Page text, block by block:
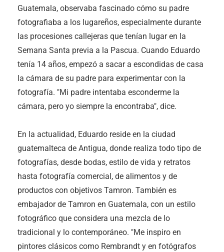
Guatemala, observaba fascinado cómo su padre
fotografiaba a los lugareños, especialmente durante
las procesiones callejeras que tenían lugar en la
Semana Santa previa a la Pascua. Cuando Eduardo
tenía 14 años, empezó a sacar a escondidas de casa
la cámara de su padre para experimentar con la
fotografía. "Mi padre intentaba esconderme la
cámara, pero yo siempre la encontraba", dice.
En la actualidad, Eduardo reside en la ciudad
guatemalteca de Antigua, donde realiza todo tipo de
fotografías, desde bodas, estilo de vida y retratos
hasta fotografía comercial, de alimentos y de
productos con objetivos Tamron. También es
embajador de Tamron en Guatemala, con un estilo
fotográfico que considera una mezcla de lo
tradicional y lo contemporáneo. "Me inspiro en
pintores clásicos como Rembrandt y en fotógrafos